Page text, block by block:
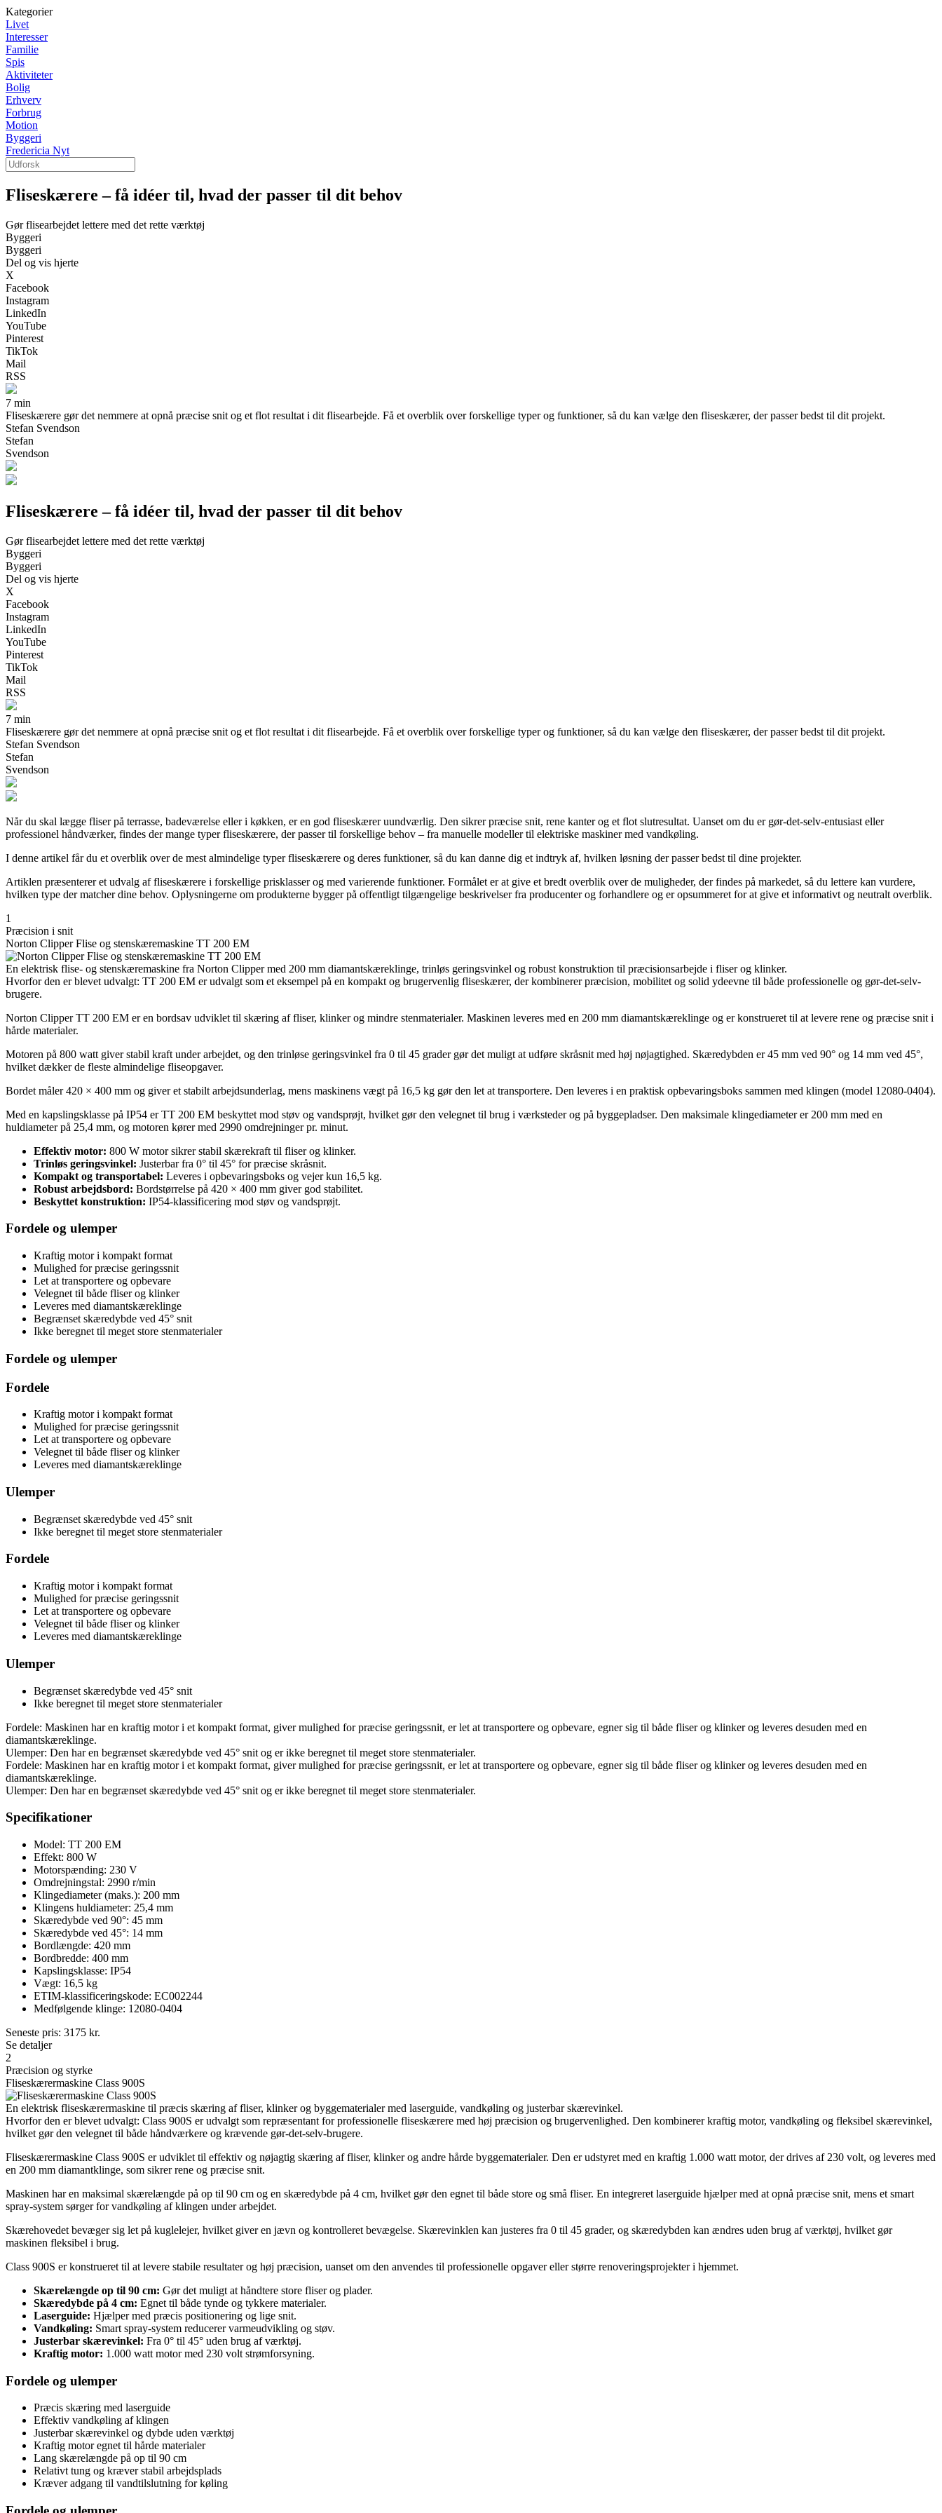
Kategorier
Livet
Interesser
Familie
Spis
Aktiviteter
Bolig
Erhverv
Forbrug
Motion
Byggeri
Fredericia Nyt
Fliseskærere – få idéer til, hvad der passer til dit behov
Gør flisearbejdet lettere med det rette værktøj
Byggeri
Byggeri
Del og vis hjerte
X
Facebook
Instagram
LinkedIn
YouTube
Pinterest
TikTok
Mail
RSS
7 min
Fliseskærere gør det nemmere at opnå præcise snit og et flot resultat i dit flisearbejde. Få et overblik over forskellige typer og funktioner, så du kan vælge den fliseskærer, der passer bedst til dit projekt.
Stefan Svendson
Stefan
Svendson
Fliseskærere – få idéer til, hvad der passer til dit behov
Gør flisearbejdet lettere med det rette værktøj
Byggeri
Byggeri
Del og vis hjerte
X
Facebook
Instagram
LinkedIn
YouTube
Pinterest
TikTok
Mail
RSS
7 min
Fliseskærere gør det nemmere at opnå præcise snit og et flot resultat i dit flisearbejde. Få et overblik over forskellige typer og funktioner, så du kan vælge den fliseskærer, der passer bedst til dit projekt.
Stefan Svendson
Stefan
Svendson
Når du skal lægge fliser på terrasse, badeværelse eller i køkken, er en god fliseskærer uundværlig. Den sikrer præcise snit, rene kanter og et flot slutresultat. Uanset om du er gør-det-selv-entusiast eller
professionel håndværker, findes der mange typer fliseskærere, der passer til forskellige behov – fra manuelle modeller til elektriske maskiner med vandkøling.
I denne artikel får du et overblik over de mest almindelige typer fliseskærere og deres funktioner, så du kan danne dig et indtryk af, hvilken løsning der passer bedst til dine projekter.
Artiklen præsenterer et udvalg af fliseskærere i forskellige prisklasser og med varierende funktioner. Formålet er at give et bredt overblik over de muligheder, der findes på markedet, så du lettere kan vurdere,
hvilken type der matcher dine behov. Oplysningerne om produkterne bygger på offentligt tilgængelige beskrivelser fra producenter og forhandlere og er opsummeret for at give et informativt og neutralt overblik.
1
Præcision i snit
Norton Clipper Flise og stenskæremaskine TT 200 EM
En elektrisk flise- og stenskæremaskine fra Norton Clipper med 200 mm diamantskæreklinge, trinløs geringsvinkel og robust konstruktion til præcisionsarbejde i fliser og klinker.
Hvorfor den er blevet udvalgt: TT 200 EM er udvalgt som et eksempel på en kompakt og brugervenlig fliseskærer, der kombinerer præcision, mobilitet og solid ydeevne til både professionelle og gør-det-selv-
brugere.
Norton Clipper TT 200 EM er en bordsav udviklet til skæring af fliser, klinker og mindre stenmaterialer. Maskinen leveres med en 200 mm diamantskæreklinge og er konstrueret til at levere rene og præcise snit i
hårde materialer.
Motoren på 800 watt giver stabil kraft under arbejdet, og den trinløse geringsvinkel fra 0 til 45 grader gør det muligt at udføre skråsnit med høj nøjagtighed. Skæredybden er 45 mm ved 90° og 14 mm ved 45°,
hvilket dækker de fleste almindelige fliseopgaver.
Bordet måler 420 × 400 mm og giver et stabilt arbejdsunderlag, mens maskinens vægt på 16,5 kg gør den let at transportere. Den leveres i en praktisk opbevaringsboks sammen med klingen (model 12080-0404).
Med en kapslingsklasse på IP54 er TT 200 EM beskyttet mod støv og vandsprøjt, hvilket gør den velegnet til brug i værksteder og på byggepladser. Den maksimale klingediameter er 200 mm med en
huldiameter på 25,4 mm, og motoren kører med 2990 omdrejninger pr. minut.
Effektiv motor: 800 W motor sikrer stabil skærekraft til fliser og klinker.
Trinløs geringsvinkel: Justerbar fra 0° til 45° for præcise skråsnit.
Kompakt og transportabel: Leveres i opbevaringsboks og vejer kun 16,5 kg.
Robust arbejdsbord: Bordstørrelse på 420 × 400 mm giver god stabilitet.
Beskyttet konstruktion: IP54-klassificering mod støv og vandsprøjt.
Fordele og ulemper
Kraftig motor i kompakt format
Mulighed for præcise geringssnit
Let at transportere og opbevare
Velegnet til både fliser og klinker
Leveres med diamantskæreklinge
Begrænset skæredybde ved 45° snit
Ikke beregnet til meget store stenmaterialer
Fordele og ulemper
Fordele
Kraftig motor i kompakt format
Mulighed for præcise geringssnit
Let at transportere og opbevare
Velegnet til både fliser og klinker
Leveres med diamantskæreklinge
Ulemper
Begrænset skæredybde ved 45° snit
Ikke beregnet til meget store stenmaterialer
Fordele
Kraftig motor i kompakt format
Mulighed for præcise geringssnit
Let at transportere og opbevare
Velegnet til både fliser og klinker
Leveres med diamantskæreklinge
Ulemper
Begrænset skæredybde ved 45° snit
Ikke beregnet til meget store stenmaterialer
Fordele: Maskinen har en kraftig motor i et kompakt format, giver mulighed for præcise geringssnit, er let at transportere og opbevare, egner sig til både fliser og klinker og leveres desuden med en
diamantskæreklinge.
Ulemper: Den har en begrænset skæredybde ved 45° snit og er ikke beregnet til meget store stenmaterialer.
Fordele: Maskinen har en kraftig motor i et kompakt format, giver mulighed for præcise geringssnit, er let at transportere og opbevare, egner sig til både fliser og klinker og leveres desuden med en
diamantskæreklinge.
Ulemper: Den har en begrænset skæredybde ved 45° snit og er ikke beregnet til meget store stenmaterialer.
Specifikationer
Model: TT 200 EM
Effekt: 800 W
Motorspænding: 230 V
Omdrejningstal: 2990 r/min
Klingediameter (maks.): 200 mm
Klingens huldiameter: 25,4 mm
Skæredybde ved 90°: 45 mm
Skæredybde ved 45°: 14 mm
Bordlængde: 420 mm
Bordbredde: 400 mm
Kapslingsklasse: IP54
Vægt: 16,5 kg
ETIM-klassificeringskode: EC002244
Medfølgende klinge: 12080-0404
Seneste pris: 3175 kr.
Se detaljer
2
Præcision og styrke
Fliseskærermaskine Class 900S
En elektrisk fliseskærermaskine til præcis skæring af fliser, klinker og byggematerialer med laserguide, vandkøling og justerbar skærevinkel.
Hvorfor den er blevet udvalgt: Class 900S er udvalgt som repræsentant for professionelle fliseskærere med høj præcision og brugervenlighed. Den kombinerer kraftig motor, vandkøling og fleksibel skærevinkel,
hvilket gør den velegnet til både håndværkere og krævende gør-det-selv-brugere.
Fliseskærermaskine Class 900S er udviklet til effektiv og nøjagtig skæring af fliser, klinker og andre hårde byggematerialer. Den er udstyret med en kraftig 1.000 watt motor, der drives af 230 volt, og leveres med
en 200 mm diamantklinge, som sikrer rene og præcise snit.
Maskinen har en maksimal skærelængde på op til 90 cm og en skæredybde på 4 cm, hvilket gør den egnet til både store og små fliser. En integreret laserguide hjælper med at opnå præcise snit, mens et smart
spray-system sørger for vandkøling af klingen under arbejdet.
Skærehovedet bevæger sig let på kuglelejer, hvilket giver en jævn og kontrolleret bevægelse. Skærevinklen kan justeres fra 0 til 45 grader, og skæredybden kan ændres uden brug af værktøj, hvilket gør
maskinen fleksibel i brug.
Class 900S er konstrueret til at levere stabile resultater og høj præcision, uanset om den anvendes til professionelle opgaver eller større renoveringsprojekter i hjemmet.
Skærelængde op til 90 cm: Gør det muligt at håndtere store fliser og plader.
Skæredybde på 4 cm: Egnet til både tynde og tykkere materialer.
Laserguide: Hjælper med præcis positionering og lige snit.
Vandkøling: Smart spray-system reducerer varmeudvikling og støv.
Justerbar skærevinkel: Fra 0° til 45° uden brug af værktøj.
Kraftig motor: 1.000 watt motor med 230 volt strømforsyning.
Fordele og ulemper
Præcis skæring med laserguide
Effektiv vandkøling af klingen
Justerbar skærevinkel og dybde uden værktøj
Kraftig motor egnet til hårde materialer
Lang skærelængde på op til 90 cm
Relativt tung og kræver stabil arbejdsplads
Kræver adgang til vandtilslutning for køling